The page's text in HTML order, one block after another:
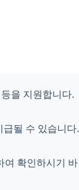
을 지원합니다.
될 수 있습니다.
여 확인하시기 바